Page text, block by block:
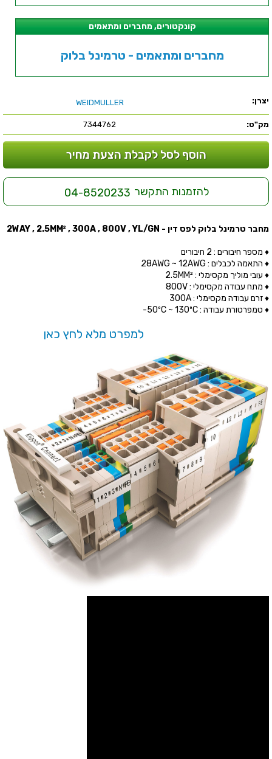
קונקטורים, מחברים ומתאמים
מחברים ומתאמים - טרמינל בלוק
יצרן: WEIDMULLER
מק"ט: 7344762
הוסף לסל לקבלת הצעת מחיר
להזמנות התקשר 04-8520233
מחבר טרמינל בלוק לפס דין - 2WAY , 2.5MM² , 300A , 800V , YL/GN
♦ מספר חיבורים : 2 חיבורים
♦ התאמה לכבלים : 28AWG ~ 12AWG
♦ עובי מוליך מקסימלי : 2.5MM²
♦ מתח עבודה מקסימלי : 800V
♦ זרם עבודה מקסימלי : 300A
♦ טמפרטורת עבודה : 50ºC ~ 130ºC-
למפרט מלא לחץ כאן